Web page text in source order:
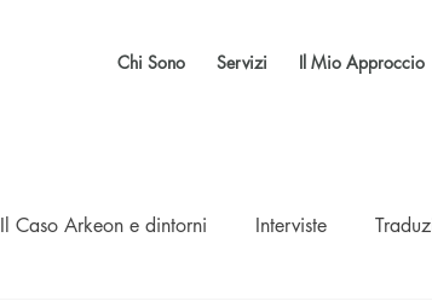
Chi Sono Servizi Il Mio Approccio
Il Caso Arkeon e dintorni Interviste